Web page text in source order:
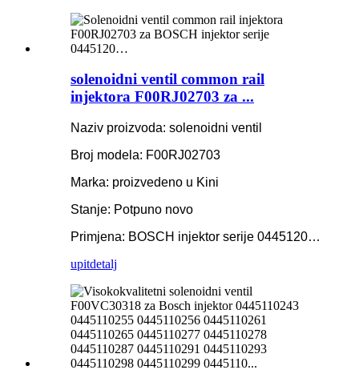
solenoidni ventil common rail
injektora F00RJ02703 za ...
Naziv proizvoda: solenoidni ventil
Broj modela: F00RJ02703
Marka: proizvedeno u Kini
Stanje: Potpuno novo
Primjena: BOSCH injektor serije 0445120…
upitdetalj